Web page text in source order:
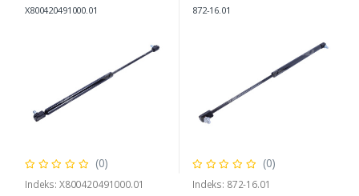
X800420491000.01
(0)
Indeks: X800420491000.01
872-16.01
(0)
Indeks: 872-16.01